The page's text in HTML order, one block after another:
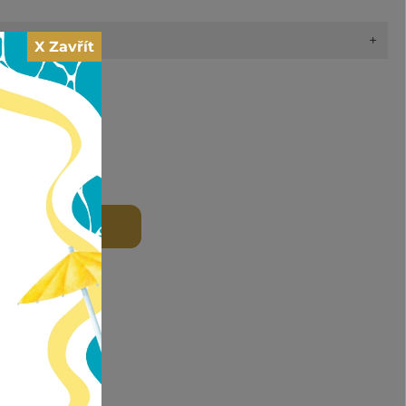
+
zboží
KOŠÍKU
X Zavřít